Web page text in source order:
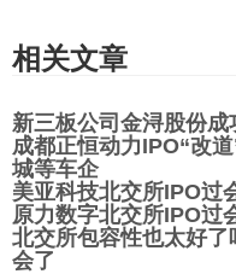
相关文章
新三板公司金浔股份成
成都正恒动力IPO“改
城等车企
美亚科技北交所IPO过
原力数字北交所IPO过
北交所包容性也太好
会了